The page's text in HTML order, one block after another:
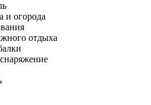
и огорода
отдыха